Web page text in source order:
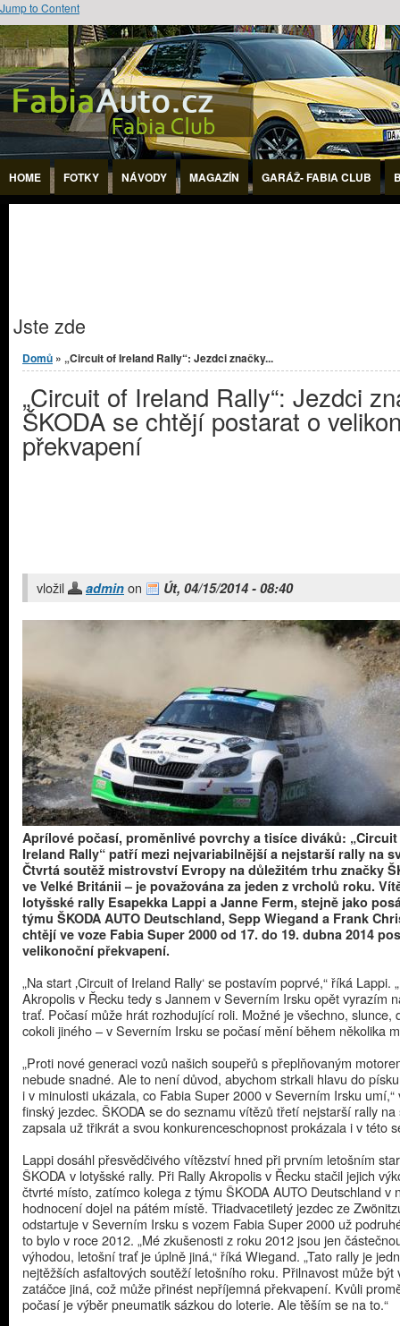
Jump to Content
HOME FOTKY NÁVODY MAGAZÍN GARÁŽ- FABIA CLUB
Jste zde
Domů » „Circuit of Ireland Rally“: Jezdci značky...
„Circuit of Ireland Rally“: Jezdci
ŠKODA se chtějí postarat o
překvapení
vložil admin on Út, 04/15/2014 - 08:40
Aprílové počasí, proměnlivé povrchy a tisíce diváků:
Ireland Rally“ patří mezi nejvariabilnější a nejstarší rally na
Čtvrtá soutěž mistrovství Evropy na důležitém trhu značky
ve Velké Británii – je považována za jeden z vrcholů roku.
lotyšské rally Esapekka Lappi a Janne Ferm, stejně jako
týmu ŠKODA AUTO Deutschland, Sepp Wiegand a Frank
chtějí ve voze Fabia Super 2000 od 17. do 19. dubna 2014
velikonoční překvapení.​
​„Na start ‚Circuit of Ireland Rally‘ se postavím poprvé,“ říká Lappi.
Akropolis v Řecku tedy s Jannem v Severním Irsku opět vyrazím
trať. Počasí může hrát rozhodující roli. Možné je všechno, slunce,
cokoli jiného – v Severním Irsku se počasí mění během několika
„Proti nové generaci vozů našich soupeřů s přeplňovaným
nebude snadné. Ale to není důvod, abychom strkali hlavu do
i v minulosti ukázala, co Fabia Super 2000 v Severním Irsku umí,“
finský jezdec. ŠKODA se do seznamu vítězů třetí nejstarší rally na
zapsala už třikrát a svou konkurenceschopnost prokázala i v této
Lappi dosáhl přesvědčivého vítězství hned při prvním letošním
ŠKODA v lotyšské rally. Při Rally Akropolis v Řecku stačil jejich
čtvrté místo, zatímco kolega z týmu ŠKODA AUTO Deutschland v
hodnocení dojel na pátém místě. Třiadvacetiletý jezdec ze
odstartuje v Severním Irsku s vozem Fabia Super 2000 už
to bylo v roce 2012. „Mé zkušenosti z roku 2012 jsou jen
výhodou, letošní trať je úplně jiná,“ říká Wiegand. „Tato rally je
nejtěžších asfaltových soutěží letošního roku. Přilnavost může být
zatáčce jiná, což může přinést nepříjemná překvapení. Kvůli
počasí je výběr pneumatik sázkou do loterie. Ale těším se na to.“